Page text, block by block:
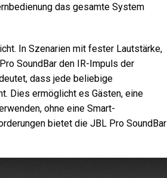
das gesamte System
In Szenarien mit fester Lautstärke,
SoundBar den IR-Impuls der
dass jede beliebige
Dies ermöglicht es Gästen, eine
ohne eine Smart-
bietet die JBL Pro SoundBar